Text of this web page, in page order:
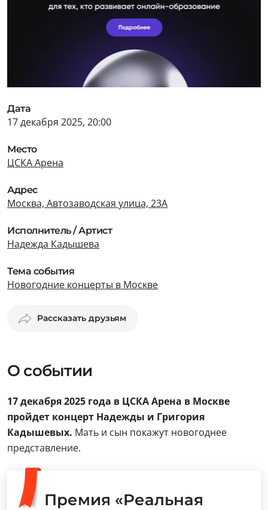
Дата
17 декабря 2025, 20:00
Место
ЦСКА Арена
Адрес
Москва, Автозаводская улица, 23А
Исполнитель / Артист
Надежда Кадышева
Тема события
Новогодние концерты в Москве
Рассказать друзьям
О событии
17 декабря 2025 года в ЦСКА Арена в Москве
пройдет концерт Надежды и Григория
Кадышевых. Мать и сын покажут новогоднее
представление.
Премия «Реальная